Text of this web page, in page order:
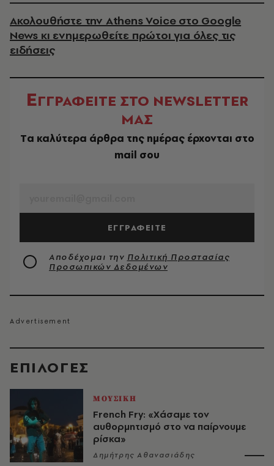
EΠΙΛΟΓΈΣ
ΜΟΥΣΙΚΗ
French Fry: «Χάσαμε τον
αυθορμητισμό στο να παίρνουμε
ρίσκα»
Δημήτρης Αθανασιάδης
Ακολουθήστε την Athens Voice στο Google
News κι ενημερωθείτε πρώτοι για όλες τις
ειδήσεις
ΕΓΓΡΑΦΕΙΤΕ ΣΤΟ NEWSLETTER
ΜΑΣ
Tα καλύτερα άρθρα της ημέρας έρχονται στο
mail σου
ΕΓΓΡΑΦΕΙΤΕ
Αποδέχομαι την Πολιτική Προστασίας
Προσωπικών Δεδομένων